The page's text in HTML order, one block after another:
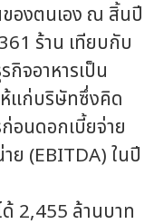
องตนเอง ณ สิ้นปี
ร้าน เทียบกับ
จอาหารเป็น
แก่บริษัทซึ่งคิด
อนดอกเบี้ยจ่าย
ย (EBITDA) ในปี
ล้านบาท